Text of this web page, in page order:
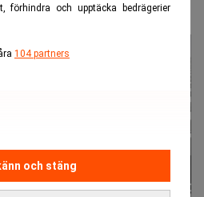
förhindra och upptäcka bedrägerier
104 partners
och stäng